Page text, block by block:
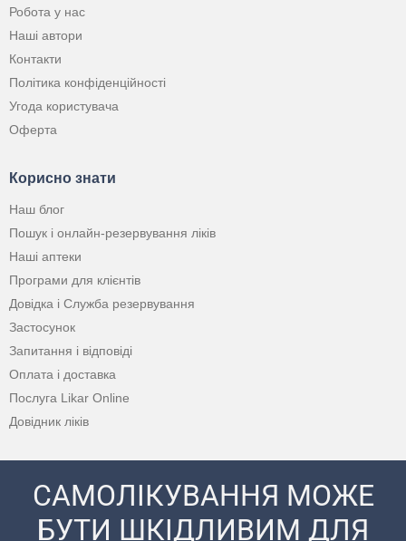
Робота у нас
Наші автори
Контакти
Політика конфіденційності
Угода користувача
Оферта
Корисно знати
Наш блог
Пошук і онлайн-резервування ліків
Наші аптеки
Програми для клієнтів
Довідка і Служба резервування
Застосунок
Запитання і відповіді
Оплата і доставка
Послуга Likar Online
Довідник ліків
САМОЛІКУВАННЯ МОЖЕ
БУТИ ШКІДЛИВИМ ДЛЯ